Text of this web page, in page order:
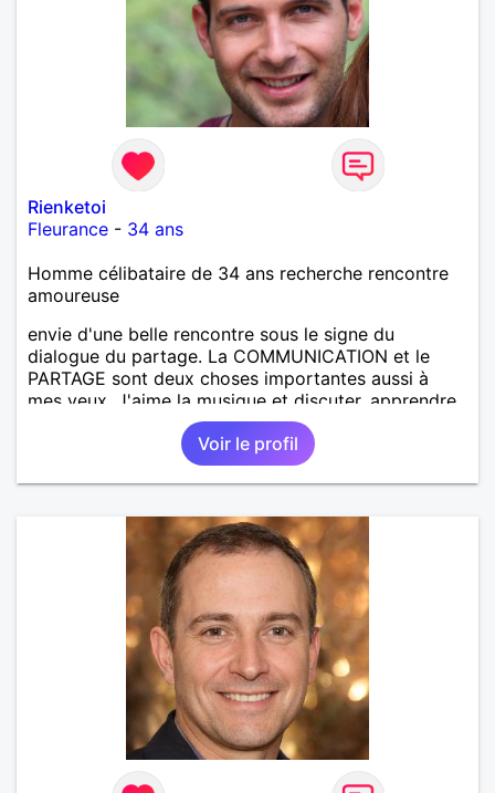
Rienketoi
Fleurance - 34 ans
Homme célibataire de 34 ans recherche rencontre
amoureuse
envie d'une belle rencontre sous le signe du
dialogue du partage. La COMMUNICATION et le
PARTAGE sont deux choses importantes aussi à
mes yeux .J'aime la musique et discuter, apprendre
à se découvrir et à découvrir. J'aime l'humour, Peut-
être a-ton quelque chose à partager ensemble, une
belle amitié voire plus si beaucoup d'affinités!!
Voir le profil